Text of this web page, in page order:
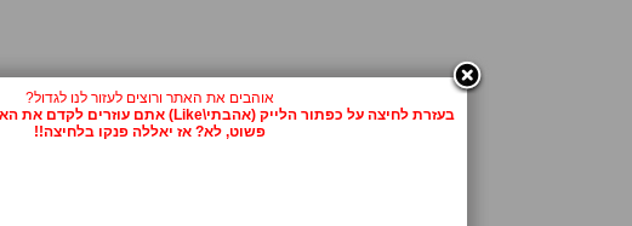
אוהבים את האתר ורוצים לעזור לנו לגדול?
בעזרת לחיצה על כפתור הלייק (אהבתי\Like) אתם עוזרים לקדם את האתר ולעזור לו להתפרסם.
פשוט, לא? אז יאללה פנקו בלחיצה!!